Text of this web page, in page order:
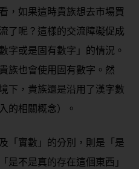
，如果這時貴族想去市場買
了呢？這樣的交流障礙促成
字或是固有數字」的情況。
族也會使用固有數字。然
下，貴族還是沿用了漢字數
的相關概念）。
「實數」的分別，則是「是
是不是真的存在這個東西」